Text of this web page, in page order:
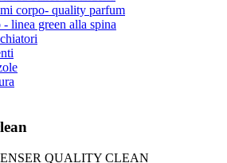
corpo- quality parfum
- linea green alla spina
QUALITY CLEAN